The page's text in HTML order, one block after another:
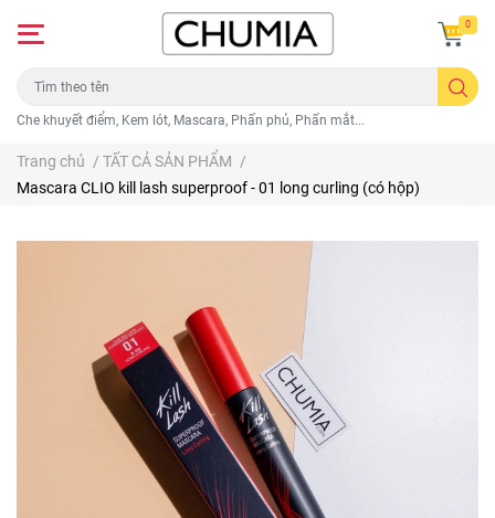
Che khuyết điểm, Kem lót, Mascara, Phấn phủ, Phấn mắt...
0
Trang chủ / TẤT CẢ SẢN PHẨM /
Mascara CLIO kill lash superproof - 01 long curling (có hộp)